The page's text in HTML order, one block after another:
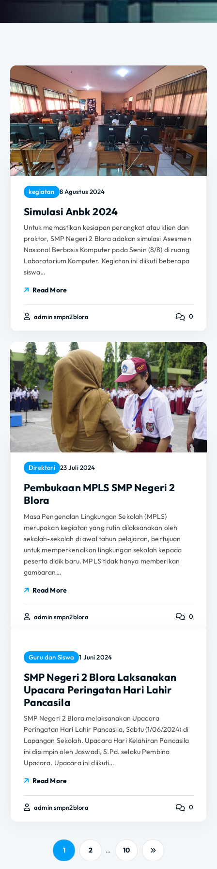
kegiatan 8 Agustus 2024
Simulasi Anbk 2024
Untuk memastikan kesiapan perangkat atau klien dan
proktor, SMP Negeri 2 Blora adakan simulasi Asesmen
Nasional Berbasis Komputer pada Senin (8/8) di ruang
Laboratorium Komputer. Kegiatan ini diikuti beberapa
siswa…
Read More
admin smpn2blora 0
Direktori 23 Juli 2024
Pembukaan MPLS SMP Negeri 2
Blora
Masa Pengenalan Lingkungan Sekolah (MPLS)
merupakan kegiatan yang rutin dilaksanakan oleh
sekolah-sekolah di awal tahun pelajaran, bertujuan
untuk memperkenalkan lingkungan sekolah kepada
peserta didik baru. MPLS tidak hanya memberikan
gambaran…
Read More
admin smpn2blora 0
Guru dan Siswa 1 Juni 2024
SMP Negeri 2 Blora Laksanakan
Upacara Peringatan Hari Lahir
Pancasila
SMP Negeri 2 Blora melaksanakan Upacara
Peringatan Hari Lahir Pancasila, Sabtu (1/06/2024) di
Lapangan Sekolah. Upacara Hari Kelahiran Pancasila
ini dipimpin oleh Jaswadi, S.Pd. selaku Pembina
Upacara. Upacara ini diikuti…
Read More
admin smpn2blora 0
1 2 … 10